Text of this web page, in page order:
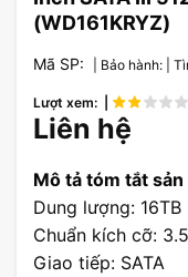
(WD161KRYZ)
Mã SP: | Bảo hành: |
Lượt xem: |
Liên hệ
Mô tả tóm tắt sản
Dung lượng: 16TB
Chuẩn kích cỡ:
Giao tiếp: SATA